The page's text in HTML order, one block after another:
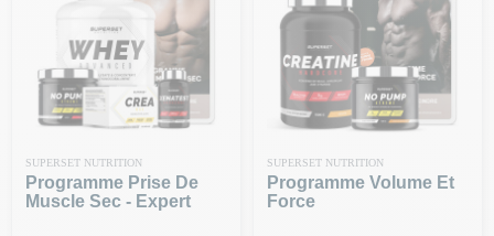
SUPERSET NUTRITION
Programme Prise De
Muscle Sec - Expert
SUPERSET NUTRITION
Programme Volume Et
Force